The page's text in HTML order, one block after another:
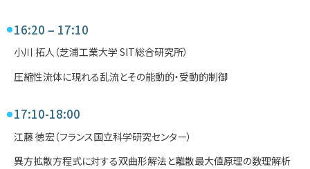
16:20 – 17:10
小川 拓人（芝浦工業大学 SIT総合研究所）
圧縮性流体に現れる乱流とその能動的・受動的制御
17:10-18:00
江藤 徳宏（フランス国立科学研究センター）
異方拡散方程式に対する双曲形解法と離散最大値原理の数理解析